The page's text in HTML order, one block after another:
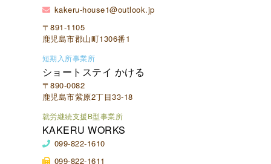
kakeru-house1@outlook.jp
〒891-1105
鹿児島市郡山町1306番1
短期入所事業所
ショートステイ かける
〒890-0082
鹿児島市紫原2丁目33-18
就労継続支援B型事業所
KAKERU WORKS
099-822-1610
099-822-1611